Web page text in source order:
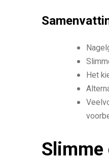
Het
Slimme